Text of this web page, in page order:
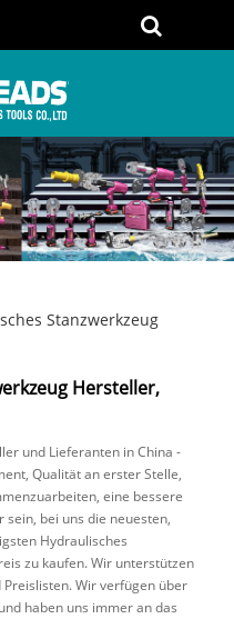
Stanzwerkzeug
Hersteller,
und Lieferanten in China -
Qualität an erster Stelle,
eine bessere
sein, bei uns die neuesten,
Hydraulisches
zu kaufen. Wir unterstützen
Wir verfügen über
haben uns immer an das